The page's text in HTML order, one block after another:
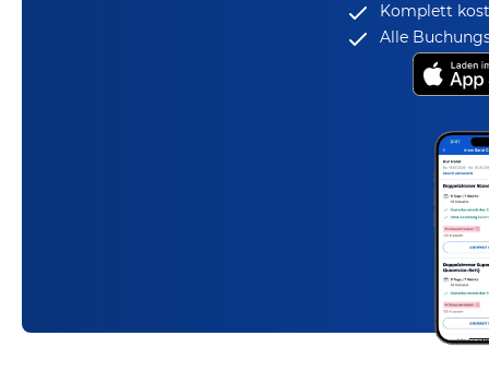
Komplett
Alle